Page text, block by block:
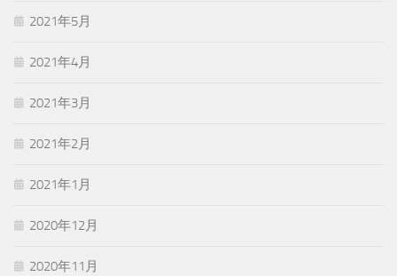
2021年5月
2021年4月
2021年3月
2021年2月
2021年1月
2020年12月
2020年11月